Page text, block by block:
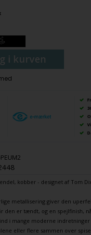
i kurven
, kobber - designet af Tom
metallisering giver den
den er tændt, og en spejlfinish,
i mange moderne indretninger
eller flere sammen over